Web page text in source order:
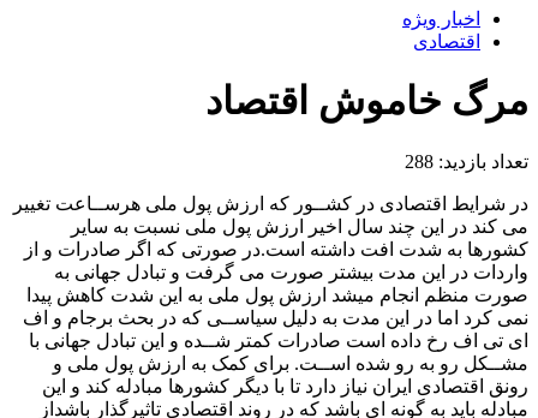
اخبار ویژه
اقتصادی
مرگ خاموش اقتصاد
تعداد بازدید: 288
در شرایط اقتصادی در کشــور که ارزش پول ملی هرســاعت تغییر
می کند در این چند سال اخیر ارزش پول ملی نسبت به سایر
کشورها به شدت افت داشته است.در صورتی که اگر صادرات و از
واردات در این مدت بیشتر صورت می گرفت و تبادل جهانی به
صورت منظم انجام میشد ارزش پول ملی به این شدت کاهش پیدا
نمی کرد اما در این مدت به دلیل سیاســی که در بحث برجام و اف
ای تی اف رخ داده است صادرات کمتر شــده و این تبادل جهانی با
مشــکل رو به رو شده اســت. برای کمک به ارزش پول ملی و
رونق اقتصادی ایران نیاز دارد تا با دیگر کشورها مبادله کند و این
مبادله باید به گونه ای باشد که در روند اقتصادی تاثیرگذار باشداز